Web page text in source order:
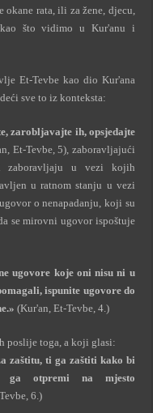
rata, ili za žene, djecu,
kao što vidimo u Kur'anu i
Et-Tevbe kao dio Kur'ana
sve to iz konteksta:
zarobljavajte ih, opsjedajte
Et-Tevbe, 5), zaboravljajući
u vezi kojih
u ratnom stanju u vezi
o nenapadanju, koji su
se mirovni ugovor ispoštuje
ugovore koje oni nisu ni u
ispunite ugovore do
(Kur'an, Et-Tevbe, 4.)
poslije toga, a koji glasi:
zaštitu, ti ga zaštiti kako bi
ga otpremi na mjesto
6.)